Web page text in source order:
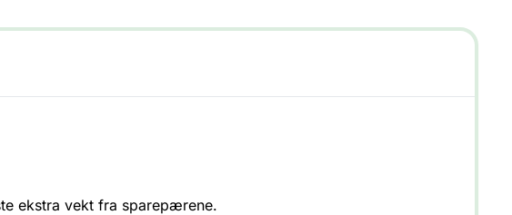
ekstra vekt fra sparepærene.